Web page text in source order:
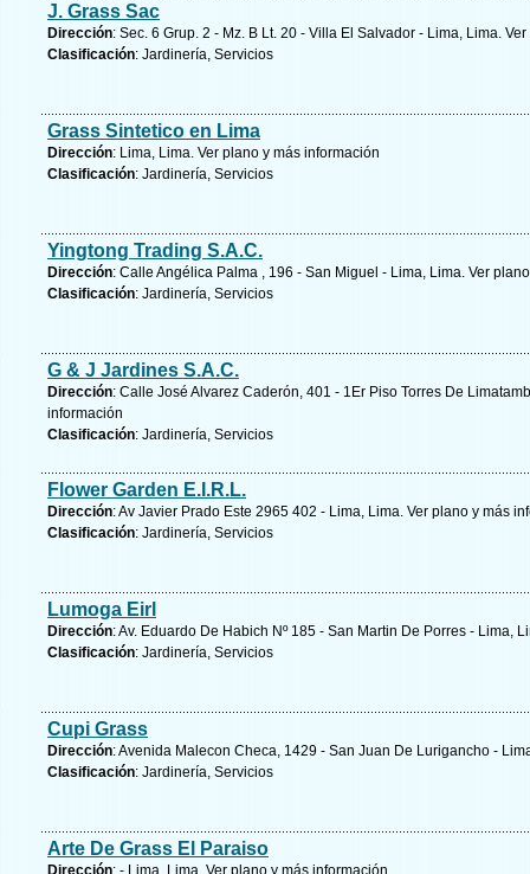
J. Grass Sac
Dirección: Sec. 6 Grup. 2 - Mz. B Lt. 20 - Villa El Salvador - Lima, Lima.
Clasificación: Jardinería, Servicios
Grass Sintetico en Lima
Dirección: Lima, Lima. Ver plano y más información
Clasificación: Jardinería, Servicios
Yingtong Trading S.A.C.
Dirección: Calle Angélica Palma , 196 - San Miguel - Lima, Lima. Ver
Clasificación: Jardinería, Servicios
G & J Jardines S.A.C.
Dirección: Calle José Alvarez Caderón, 401 - 1Er Piso Torres De
información
Clasificación: Jardinería, Servicios
Flower Garden E.I.R.L.
Dirección: Av Javier Prado Este 2965 402 - Lima, Lima. Ver plano y más
Clasificación: Jardinería, Servicios
Lumoga Eirl
Dirección: Av. Eduardo De Habich Nº 185 - San Martin De Porres - Lima,
Clasificación: Jardinería, Servicios
Cupi Grass
Dirección: Avenida Malecon Checa, 1429 - San Juan De Lurigancho -
Clasificación: Jardinería, Servicios
Arte De Grass El Paraiso
Dirección: - Lima, Lima. Ver plano y más información